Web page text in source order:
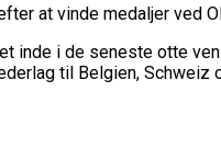
at vinde medaljer ved
inde i de seneste otte
til Belgien, Schweiz